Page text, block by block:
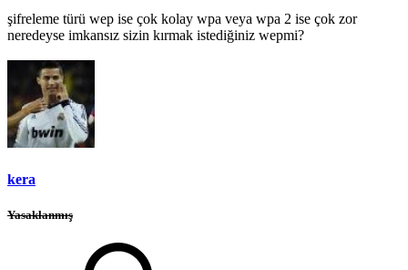
şifreleme türü wep ise çok kolay wpa veya wpa 2 ise çok zor
neredeyse imkansız sizin kırmak istediğiniz wepmi?
kera
Yasaklanmış